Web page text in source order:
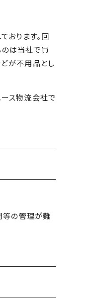
おります。回
のは当社で買
が不用品とし
ース物流会社で
等の管理が難